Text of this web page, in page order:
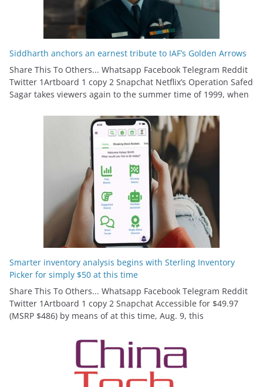
Siddharth anchors an earnest tribute to IAF’s Golden Arrows
Share This To Others... Whatsapp Facebook Telegram Reddit
Twitter 1Artboard 1 copy 2 Snapchat Netflix’s Operation Safed
Sagar takes viewers again to the summer time of 1999, when
Smarter inventory analysis begins with Sterling Inventory
Picker for simply $50 at this time
Share This To Others... Whatsapp Facebook Telegram Reddit
Twitter 1Artboard 1 copy 2 Snapchat Accessible for $49.97
(MSRP $486) by means of at this time, Aug. 9, this